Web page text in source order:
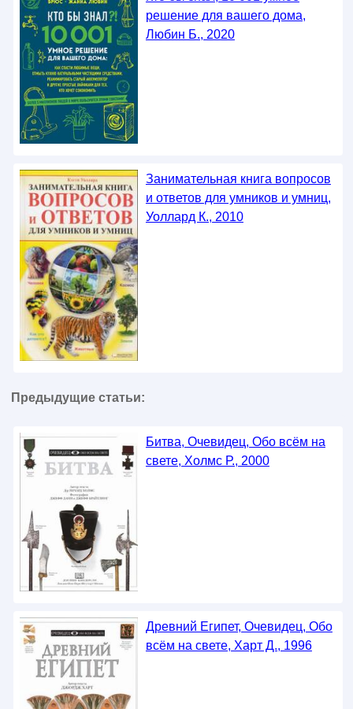
решение для вашего дома,
Любин Б., 2020
Занимательная книга вопросов
и ответов для умников и умниц,
Уоллард К., 2010
Предыдущие статьи:
Битва, Очевидец, Обо всём на
свете, Холмс Р., 2000
Древний Египет, Очевидец, Обо
всём на свете, Харт Д., 1996